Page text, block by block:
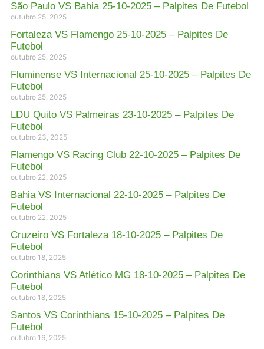
São Paulo VS Bahia 25-10-2025 – Palpites De Futebol
outubro 25, 2025
Fortaleza VS Flamengo 25-10-2025 – Palpites De
Futebol
outubro 25, 2025
Fluminense VS Internacional 25-10-2025 – Palpites De
Futebol
outubro 25, 2025
LDU Quito VS Palmeiras 23-10-2025 – Palpites De
Futebol
outubro 23, 2025
Flamengo VS Racing Club 22-10-2025 – Palpites De
Futebol
outubro 22, 2025
Bahia VS Internacional 22-10-2025 – Palpites De
Futebol
outubro 22, 2025
Cruzeiro VS Fortaleza 18-10-2025 – Palpites De
Futebol
outubro 18, 2025
Corinthians VS Atlético MG 18-10-2025 – Palpites De
Futebol
outubro 18, 2025
Santos VS Corinthians 15-10-2025 – Palpites De
Futebol
outubro 16, 2025